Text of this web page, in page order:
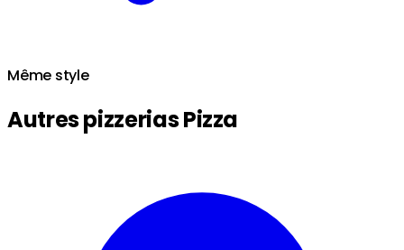
Même style
Autres pizzerias Pizza